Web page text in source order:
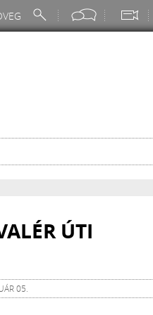
ÚTI
05.